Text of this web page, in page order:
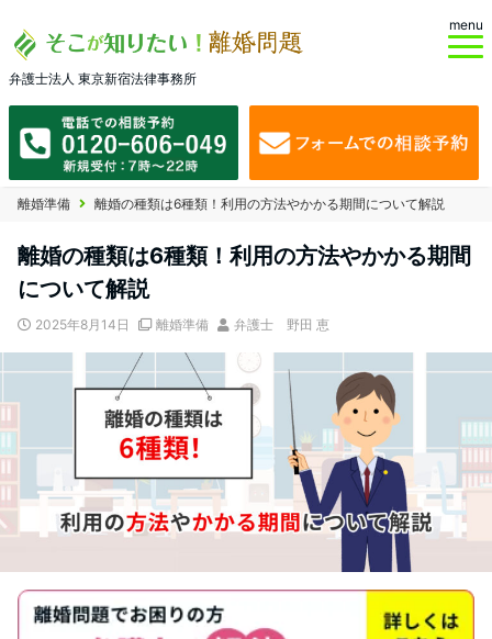
弁護士法人 東京新宿法律事務所
menu
離婚準備 離婚の種類は6種類！利用の方法やかかる期間について解説
離婚の種類は6種類！利用の方法やかかる期間
について解説
2025年8月14日 離婚準備 弁護士 野田 恵